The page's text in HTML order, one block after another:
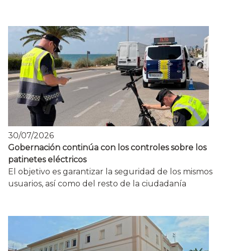
30/07/2026
Gobernación continúa con los controles sobre los
patinetes eléctricos
El objetivo es garantizar la seguridad de los mismos
usuarios, así como del resto de la ciudadanía